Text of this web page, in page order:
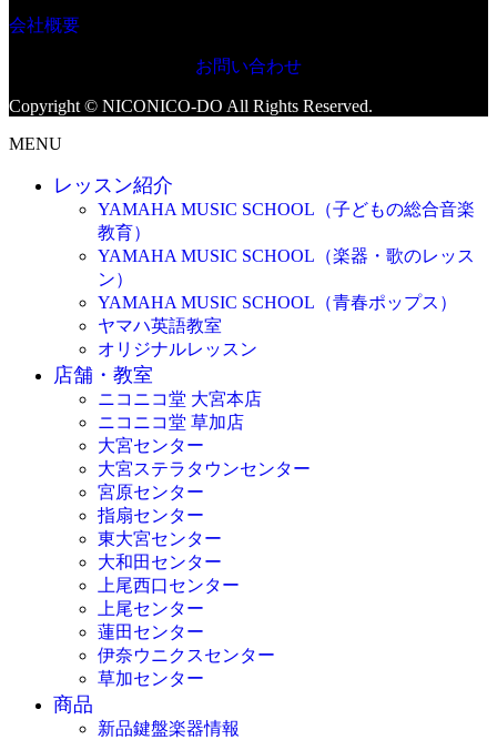
会社概要
お問い合わせ
Copyright © NICONICO-DO All Rights Reserved.
MENU
レッスン紹介
YAMAHA MUSIC SCHOOL（子どもの総合音楽
教育）
YAMAHA MUSIC SCHOOL（楽器・歌のレッス
ン）
YAMAHA MUSIC SCHOOL（青春ポップス）
ヤマハ英語教室
オリジナルレッスン
店舗・教室
ニコニコ堂 大宮本店
ニコニコ堂 草加店
大宮センター
大宮ステラタウンセンター
宮原センター
指扇センター
東大宮センター
大和田センター
上尾西口センター
上尾センター
蓮田センター
伊奈ウニクスセンター
草加センター
商品
新品鍵盤楽器情報